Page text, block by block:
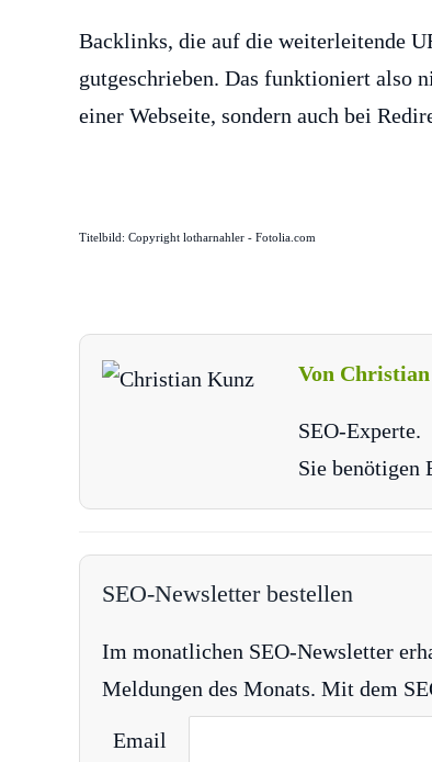
Backlinks, die auf die weiterleitende
gutgeschrieben. Das funktioniert also
einer Webseite, sondern auch bei
Titelbild: Copyright lotharnahler - Fotolia.com
Von
SEO-Experte.
Sie benötigen
SEO-Newsletter bestellen
Im monatlichen SEO-Newsletter
Meldungen des Monats. Mit dem
Email